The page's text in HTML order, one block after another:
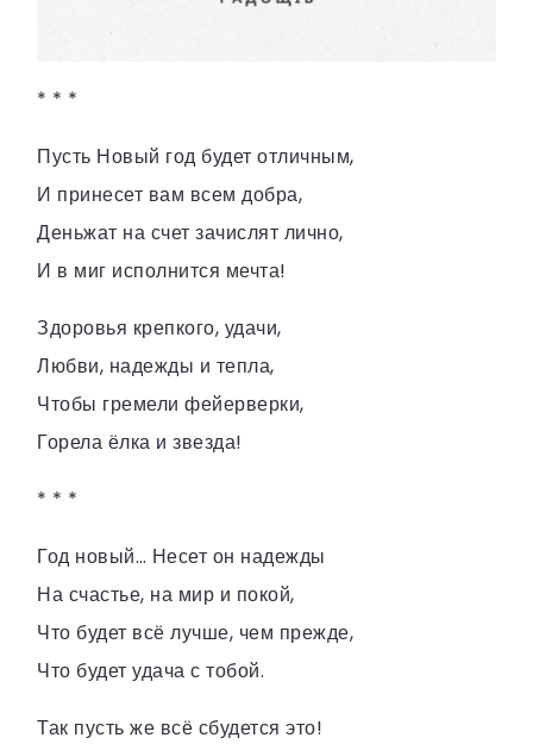
* * *
Пусть Новый год будет отличным,
И принесет вам всем добра,
Деньжат на счет зачислят лично,
И в миг исполнится мечта!
Здоровья крепкого, удачи,
Любви, надежды и тепла,
Чтобы гремели фейерверки,
Горела ёлка и звезда!
* * *
Год новый… Несет он надежды
На счастье, на мир и покой,
Что будет всё лучше, чем прежде,
Что будет удача с тобой.
Так пусть же всё сбудется это!